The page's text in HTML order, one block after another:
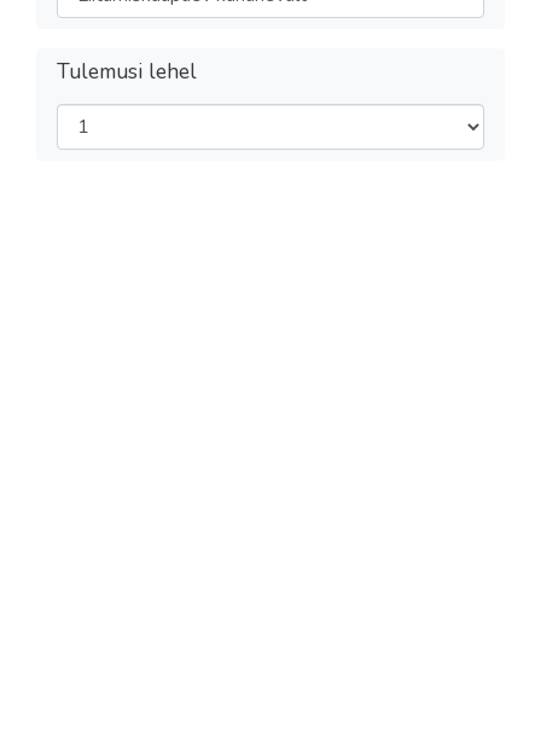
Tulemusi lehel